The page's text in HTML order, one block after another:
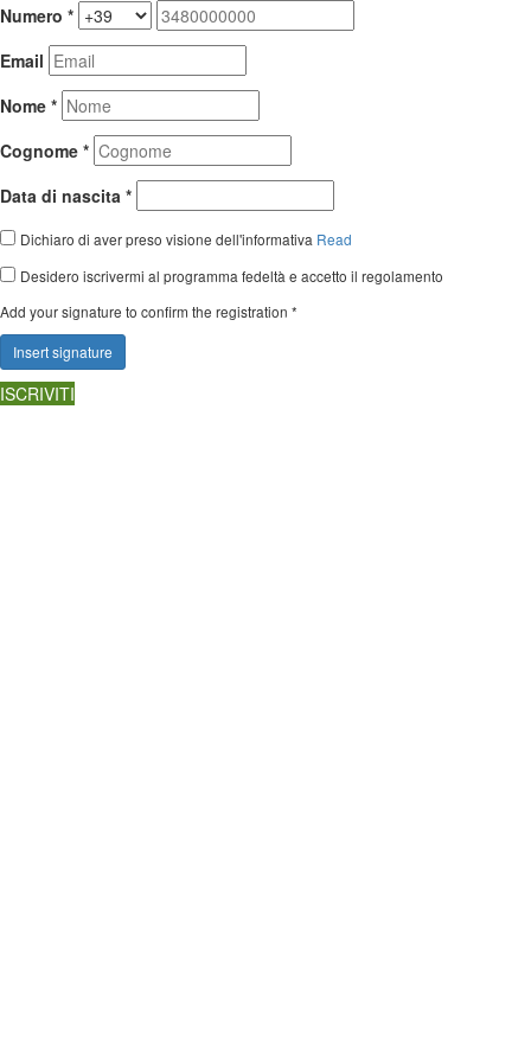
Numero *
Email
Nome *
Cognome *
Data di nascita *
Dichiaro di aver preso visione dell'informativa Read
Desidero iscrivermi al programma fedeltà e accetto il regolamento
Add your signature to confirm the registration *
Insert signature
ISCRIVITI